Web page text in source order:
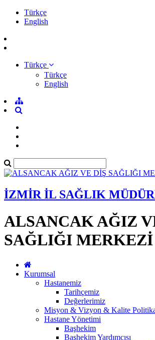
Türkçe
English
Türkçe
Türkçe
English
İZMİR İL SAĞLIK
ALSANCAK AĞIZ
SAĞLIĞI MERKEZİ
Kurumsal
Hastanemiz
Tarihçemiz
Değerlerimiz
Misyon & Vizyon & Kalite
Hastane Yönetimi
Başhekim
Başhekim Yardımcısı